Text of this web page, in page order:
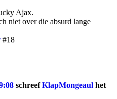
Ajax.
niet over die absurd lange
#18
schreefKlapMongeaul het